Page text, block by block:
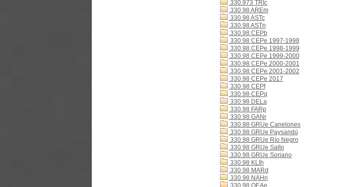
330.973 TRIc
330.98 AREm
330.98 ASTc
330.98 ASTn
330.98 CEPb
330.98 CEPe 1997-1998
330.98 CEPe 1998-1999
330.98 CEPe 1999-2000
330.98 CEPe 2000-2001
330.98 CEPe 2001-2002
330.98 CEPe 2017
330.98 CEPf
330.98 CEPq
330.98 DELa
330.98 FARp
330.98 GANr
330.98 GRUe Canelones
330.98 GRUe Paysandú
330.98 GRUe Río Negro
330.98 GRUe Salto
330.98 GRUe Soriano
330.98 KLIh
330.98 MARd
330.98 NAHn
330.98 OEAe